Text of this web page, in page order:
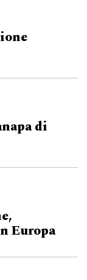
di
Europa